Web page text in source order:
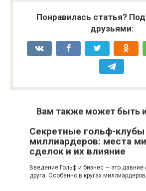
Понравилась статья?
друзьями:
Вам также может быть
Секретные гольф-клубы
миллиардеров: места
сделок и их влияние
Введение Гольф и бизнес — это давние
друга. Особенно в кругах миллиардеров,